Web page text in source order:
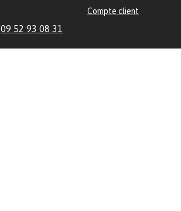
Compte client
09 52 93 08 31